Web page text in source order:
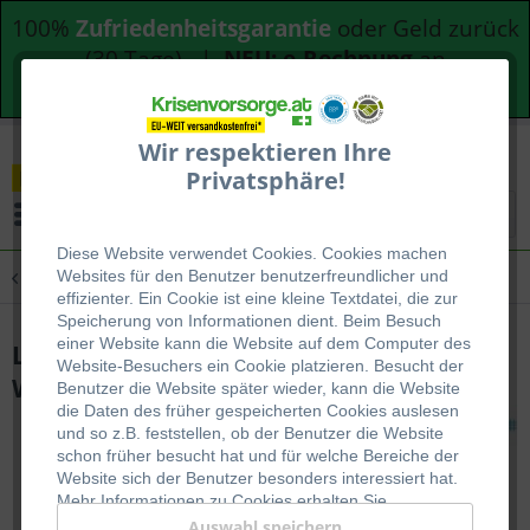
100% Zufriedenheitsgarantie oder Geld zurück
(30 Tage) |NEU: e-Rechnungan
Bundesdienststellen
Wir respektieren Ihre
Privatsphäre!
Diese Website verwendet Cookies. Cookies machen
Websites für den Benutzer benutzerfreundlicher und
effizienter. Ein Cookie ist eine kleine Textdatei, die zur
Speicherung von Informationen dient. Beim Besuch
einer Website kann die Website auf dem Computer des
Website-Besuchers ein Cookie platzieren. Besucht der
Benutzer die Website später wieder, kann die Website
die Daten des früher gespeicherten Cookies auslesen
und so z.B. feststellen, ob der Benutzer die Website
schon früher besucht hat und für welche Bereiche der
Website sich der Benutzer besonders interessiert hat.
Mehr Informationen zu Cookies erhalten Sie
Übersicht Survival / Outdoor
LifeStraw GO Trinkflasche mit
Wasserfilter